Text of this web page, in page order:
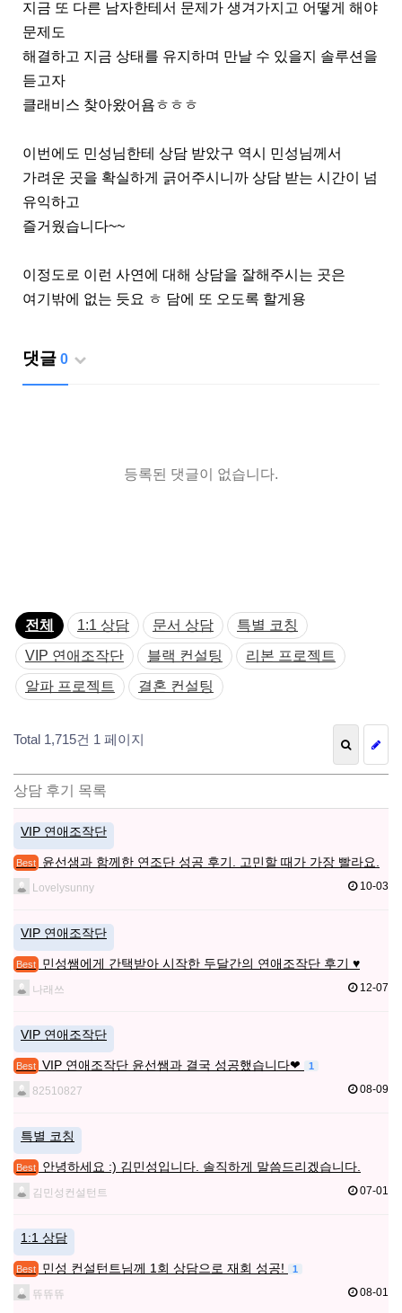
지금 또 다른 남자한테서 문제가 생겨가지고 어떻게 해야
문제도
해결하고 지금 상태를 유지하며 만날 수 있을지 솔루션을
듣고자
클래비스 찾아왔어욤ㅎㅎㅎ
이번에도 민성님한테 상담 받았구 역시 민성님께서
가려운 곳을 확실하게 긁어주시니까 상담 받는 시간이 넘
유익하고
즐거웠습니다~~
이정도로 이런 사연에 대해 상담을 잘해주시는 곳은
여기밖에 없는 듯요 ㅎ 담에 또 오도록 할게용
댓글 0
등록된 댓글이 없습니다.
전체 1:1 상담 문서 상담
특별 코칭
VIP 연애조작단
블랙 컨설팅
리본 프로젝트
알파 프로젝트
결혼 컨설팅
Total 1,715건 1 페이지
상담 후기 목록
VIP 연애조작단
Best 윤선샘과 함께한 연조단 성공 후기. 고민할 때가 가장 빨라요.
Lovelysunny 10-03
VIP 연애조작단
Best 민성쌤에게 간택받아 시작한 두달간의 연애조작단 후기 ♥
나래쓰 12-07
VIP 연애조작단
Best VIP 연애조작단 윤선쌤과 결국 성공했습니다❤ 1
82510827 08-09
특별 코칭
Best 안녕하세요 :) 김민성입니다. 솔직하게 말씀드리겠습니다.
김민성컨설턴트 07-01
1:1 상담
Best 민성 컨설턴트님께 1회 상담으로 재회 성공! 1
뜌뜌뜌 08-01